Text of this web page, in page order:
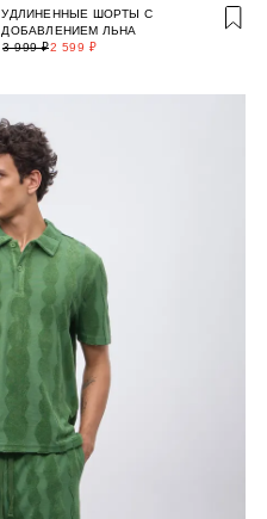
УДЛИНЕННЫЕ ШОРТЫ С
ДОБАВЛЕНИЕМ ЛЬНА
2 599 ₽
3 999 ₽